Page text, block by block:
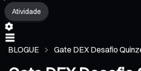
Atividade
BLOGUE Gate DEX Desafio